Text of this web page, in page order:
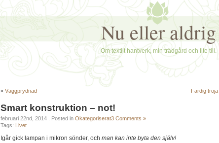
Nu eller aldrig
Om textilt hantverk, min trädgård och lite till.
« Väggprydnad Färdig tröja
Smart konstruktion – not!
februari 22nd, 2014 . Posted in Okategoriserat3 Comments »
Tags: Livet
Igår gick lampan i mikron sönder, och man kan inte byta den själv!